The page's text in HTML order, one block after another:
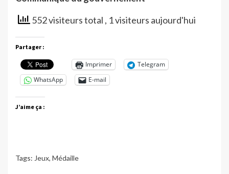
552 visiteurs total , 1 visiteurs aujourd'hui
Partager :
Imprimer
Telegram
WhatsApp
E-mail
J’aime ça :
Tags: Jeux, Médaille